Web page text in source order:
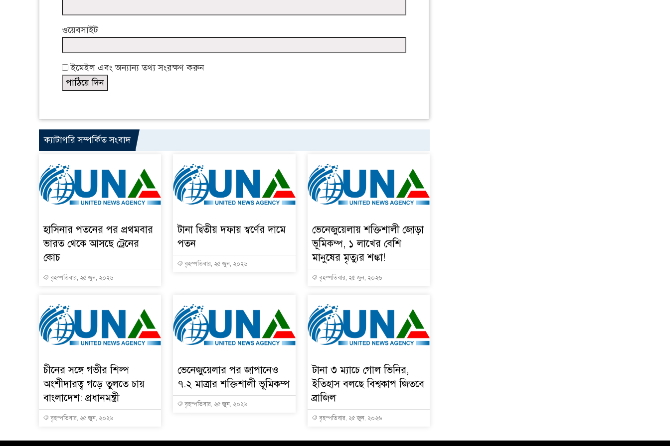
ওয়েবসাইট
ইমেইল এবং অন্যান্য তথ্য সংরক্ষণ করুন
ক্যাটাগরি সম্পর্কিত সংবাদ
হাসিনার পতনের পর প্রথমবার
ভারত থেকে আসছে ট্রেনের
কোচ
বৃহস্পতিবার, ২৫ জুন, ২০২৬
টানা দ্বিতীয় দফায় স্বর্ণের দামে
পতন
বৃহস্পতিবার, ২৫ জুন, ২০২৬
ভেনেজুয়েলায় শক্তিশালী জোড়া
ভূমিকম্প, ১ লাখের বেশি
মানুষের মৃত্যুর শঙ্কা!
বৃহস্পতিবার, ২৫ জুন, ২০২৬
চীনের সঙ্গে গভীর শিল্প
অংশীদারত্ব গড়ে তুলতে চায়
বাংলাদেশ: প্রধানমন্ত্রী
বৃহস্পতিবার, ২৫ জুন, ২০২৬
ভেনেজুয়েলার পর জাপানেও
৭.২ মাত্রার শক্তিশালী ভূমিকম্প
বৃহস্পতিবার, ২৫ জুন, ২০২৬
টানা ৩ ম্যাচে গোল ভিনির,
ইতিহাস বলছে বিশ্বকাপ জিতবে
ব্রাজিল
বৃহস্পতিবার, ২৫ জুন, ২০২৬